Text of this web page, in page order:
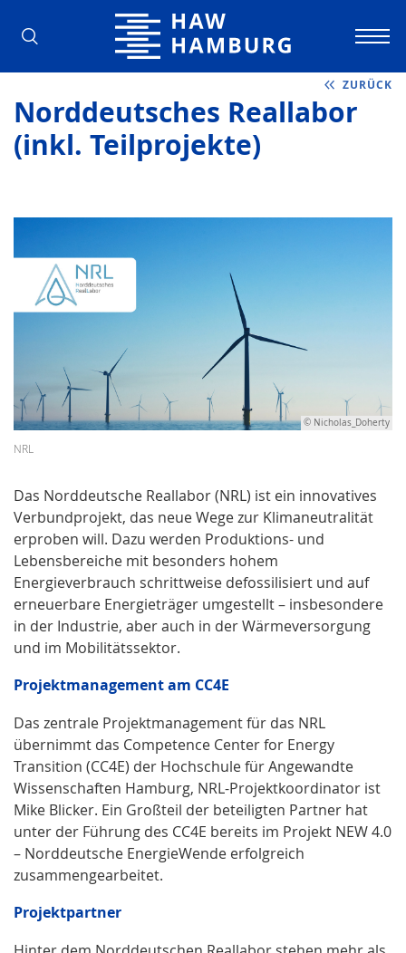
Hochschule für Angewandte
ZURÜCK
Norddeutsches Reallabor
(inkl. Teilprojekte)
© Nicholas_Doherty
NRL
Das Norddeutsche Reallabor (NRL) ist ein innovatives
Verbundprojekt, das neue Wege zur Klimaneutralität
erproben will. Dazu werden Produktions- und
Lebensbereiche mit besonders hohem
Energieverbrauch schrittweise defossilisiert und auf
erneuerbare Energieträger umgestellt – insbesondere
in der Industrie, aber auch in der Wärmeversorgung
und im Mobilitätssektor.
Projektmanagement am CC4E
Das zentrale Projektmanagement für das NRL
übernimmt das Competence Center for Energy
Transition (CC4E) der Hochschule für Angewandte
Wissenschaften Hamburg, NRL-Projektkoordinator ist
Mike Blicker. Ein Großteil der beteiligten Partner hat
unter der Führung des CC4E bereits im Projekt NEW 4.0
– Norddeutsche EnergieWende erfolgreich
zusammengearbeitet.
Projektpartner